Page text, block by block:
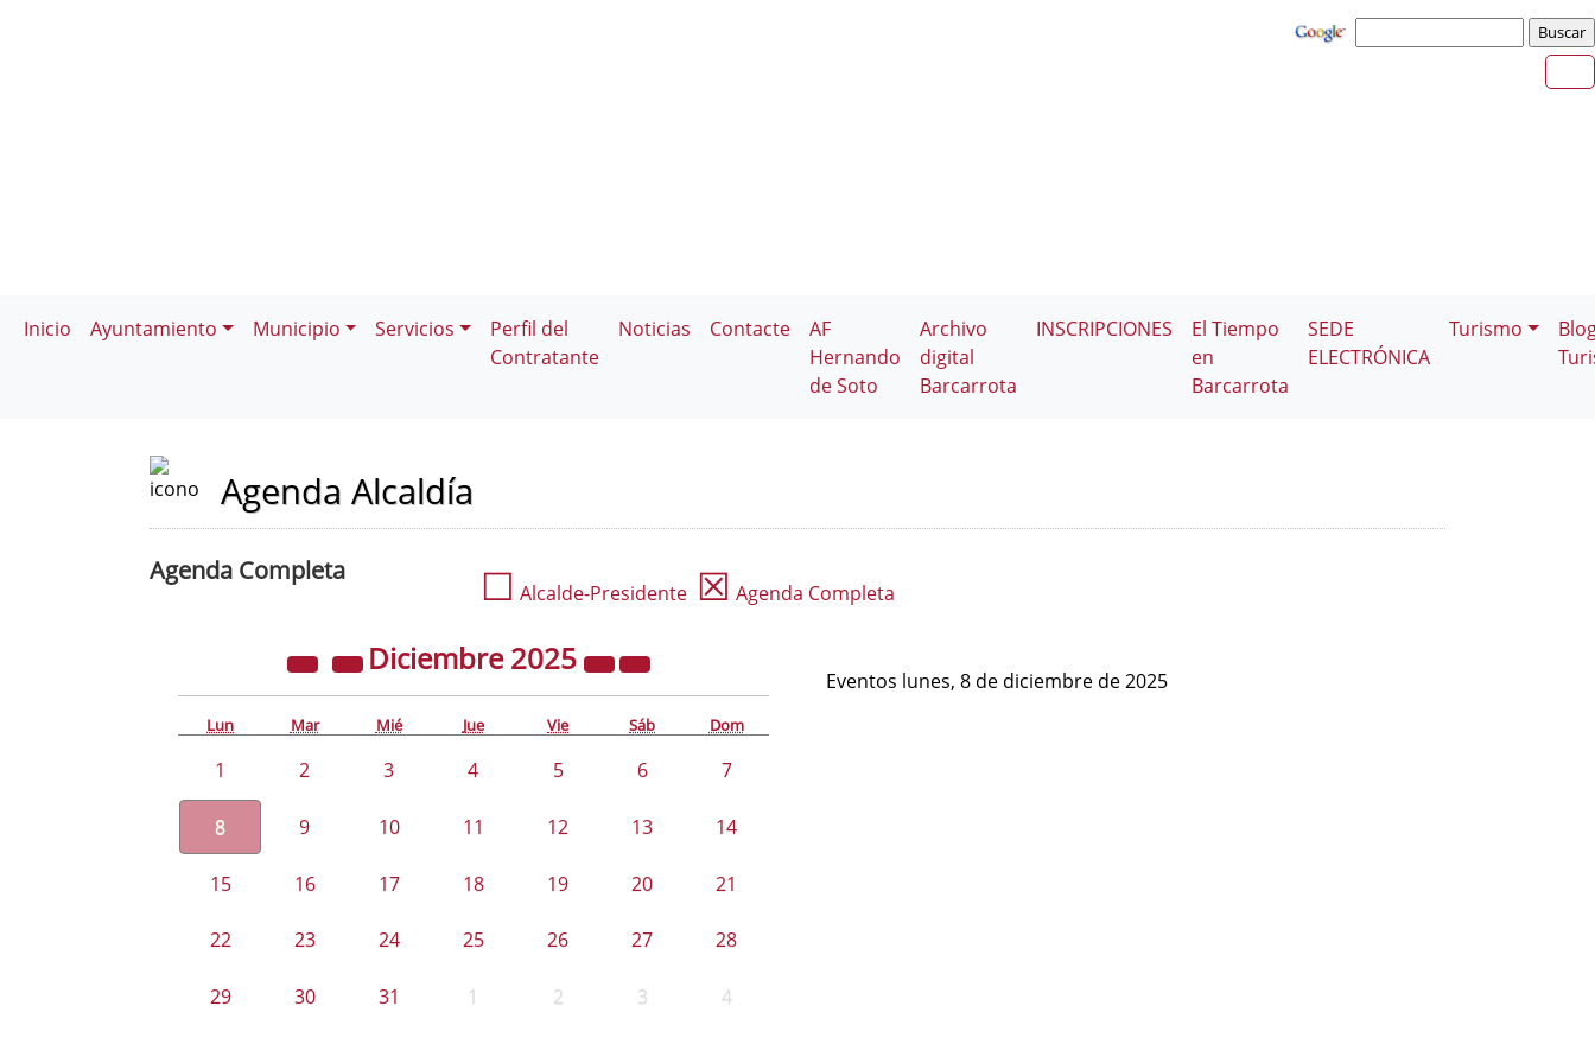
Inicio Ayuntamiento Municipio Servicios
Perfil del
Contratante
Noticias Contacte
AF
Hernando
de Soto
Archivo
digital
Barcarrota
INSCRIPCIONES
El Tiempo
en
Barcarrota
SEDE
ELECTRÓNICA
Turismo
Agenda Alcaldía
Agenda Completa ☐ Alcalde-Presidente ☒ Agenda Completa
Diciembre2025
Lun Mar Mié Jue Vie Sáb Dom
1 2 3 4 5 6 7
8 9 10 11 12 13 14
15 16 17 18 19 20 21
22 23 24 25 26 27 28
29 30 31 1 2 3 4
Eventos lunes, 8 de diciembre de 2025